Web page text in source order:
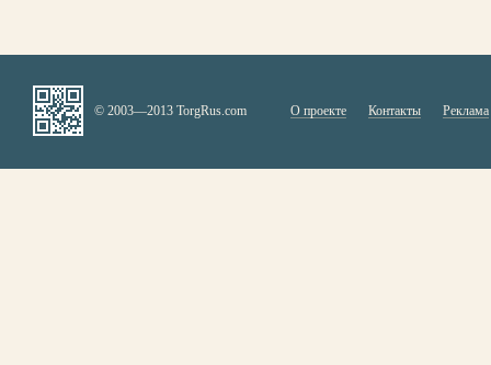
© 2003—2013 TorgRus.com О проекте Контакты Реклама